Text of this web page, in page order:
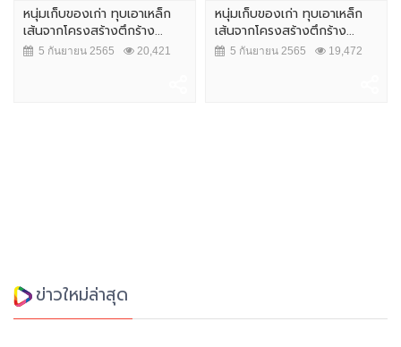
หนุ่มเก็บของเก่า ทุบเอาเหล็ก
เส้นจากโครงสร้างตึกร้าง...
5 กันยายน 2565 20,421
หนุ่มเก็บของเก่า ทุบเอาเหล็ก
เส้นจากโครงสร้างตึกร้าง...
5 กันยายน 2565 19,472
ข่าวใหม่ล่าสุด